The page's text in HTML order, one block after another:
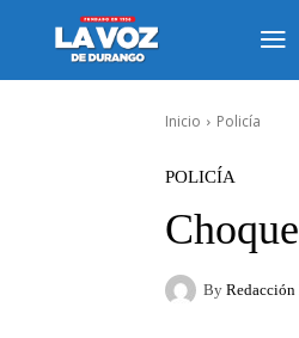
Inicio Policía
POLICÍA
By Redacción